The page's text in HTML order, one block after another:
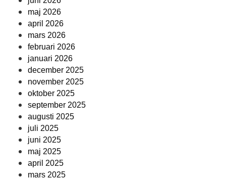
maj 2026
april 2026
mars 2026
februari 2026
januari 2026
december 2025
november 2025
oktober 2025
september 2025
augusti 2025
juli 2025
juni 2025
maj 2025
april 2025
mars 2025